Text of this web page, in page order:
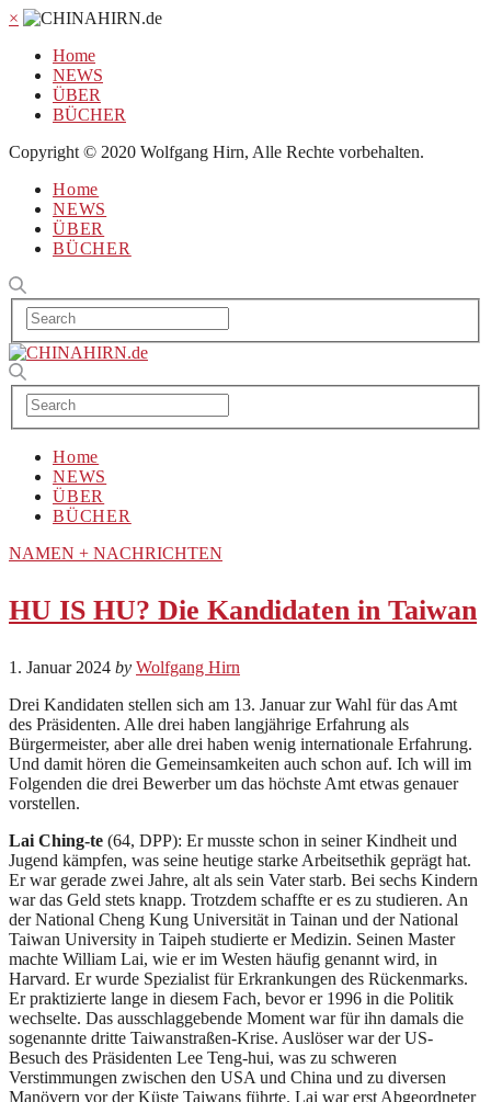
×
Home
NEWS
ÜBER
BÜCHER
Copyright © 2020 Wolfgang Hirn, Alle Rechte vorbehalten.
Home
NEWS
ÜBER
BÜCHER
Home
NEWS
ÜBER
BÜCHER
NAMEN + NACHRICHTEN
HU IS HU? Die Kandidaten in Taiwan
1. Januar 2024 by Wolfgang Hirn
Drei Kandidaten stellen sich am 13. Januar zur Wahl für das Amt
des Präsidenten. Alle drei haben langjährige Erfahrung als
Bürgermeister, aber alle drei haben wenig internationale Erfahrung.
Und damit hören die Gemeinsamkeiten auch schon auf. Ich will im
Folgenden die drei Bewerber um das höchste Amt etwas genauer
vorstellen.
Lai Ching-te (64, DPP): Er musste schon in seiner Kindheit und
Jugend kämpfen, was seine heutige starke Arbeitsethik geprägt hat.
Er war gerade zwei Jahre, alt als sein Vater starb. Bei sechs Kindern
war das Geld stets knapp. Trotzdem schaffte er es zu studieren. An
der National Cheng Kung Universität in Tainan und der National
Taiwan University in Taipeh studierte er Medizin. Seinen Master
machte William Lai, wie er im Westen häufig genannt wird, in
Harvard. Er wurde Spezialist für Erkrankungen des Rückenmarks.
Er praktizierte lange in diesem Fach, bevor er 1996 in die Politik
wechselte. Das ausschlaggebende Moment war für ihn damals die
sogenannte dritte Taiwanstraßen-Krise. Auslöser war der US-
Besuch des Präsidenten Lee Teng-hui, was zu schweren
Verstimmungen zwischen den USA und China und zu diversen
Manövern vor der Küste Taiwans führte. Lai war erst Abgeordneter